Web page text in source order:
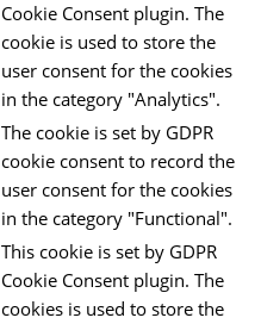
Cookie Consent plugin. The
cookie is used to store the
user consent for the cookies
in the category "Analytics".
The cookie is set by GDPR
cookie consent to record the
user consent for the cookies
in the category "Functional".
This cookie is set by GDPR
Cookie Consent plugin. The
cookies is used to store the